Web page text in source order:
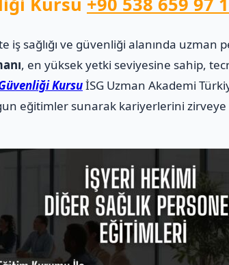
sağlığı ve güvenliği alanında uzman
, en yüksek yetki seviyesine sahip,
KursuİSG Uzman Akademi
eğitimler sunarak kariyerlerini zirveye